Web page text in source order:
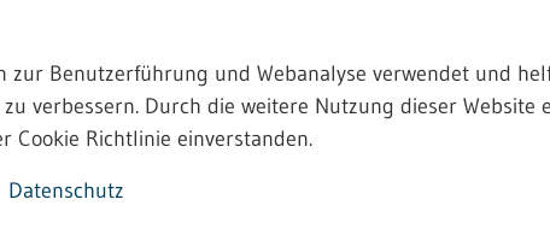
zur Benutzerführung und Webanalyse verwendet und
zu verbessern. Durch die weitere Nutzung dieser Website
Cookie Richtlinie einverstanden.
Datenschutz